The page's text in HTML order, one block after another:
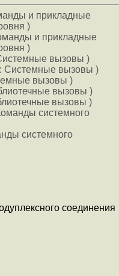
и прикладные
)
и прикладные
)
вызовы )
Системные вызовы )
вызовы )
вызовы )
вызовы )
системного
системного
соединения